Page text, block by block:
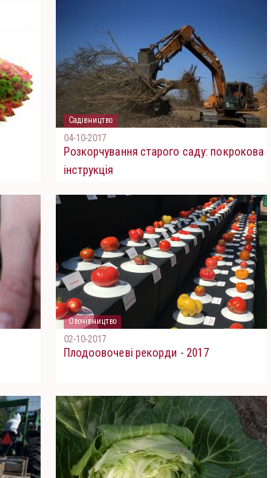
Садівництво
04-10-2017
Розкорчування старого саду: покрокова
інструкція
Овочівництво
02-10-2017
Плодоовочеві рекорди - 2017